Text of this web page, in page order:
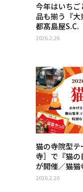
今年はいち
品も揃う『
都髙島屋S.C.
2026.2.26
猫の寺院型
寺］で『猫の
が開催／猫猫
2026.2.20